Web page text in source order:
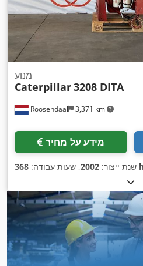
Roosendaal 3,371 km
מנוע
Caterpillar3208 DITA
מידע על מחיר
שנת ייצור: 2002, שעות עבודה: